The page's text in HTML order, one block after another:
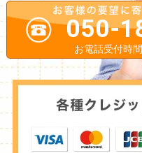
050-
お電話受付時